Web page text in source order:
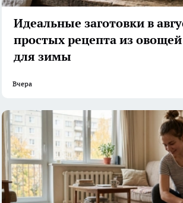
Идеальные заготовки в
простых рецепта из овощей
для зимы
Вчера